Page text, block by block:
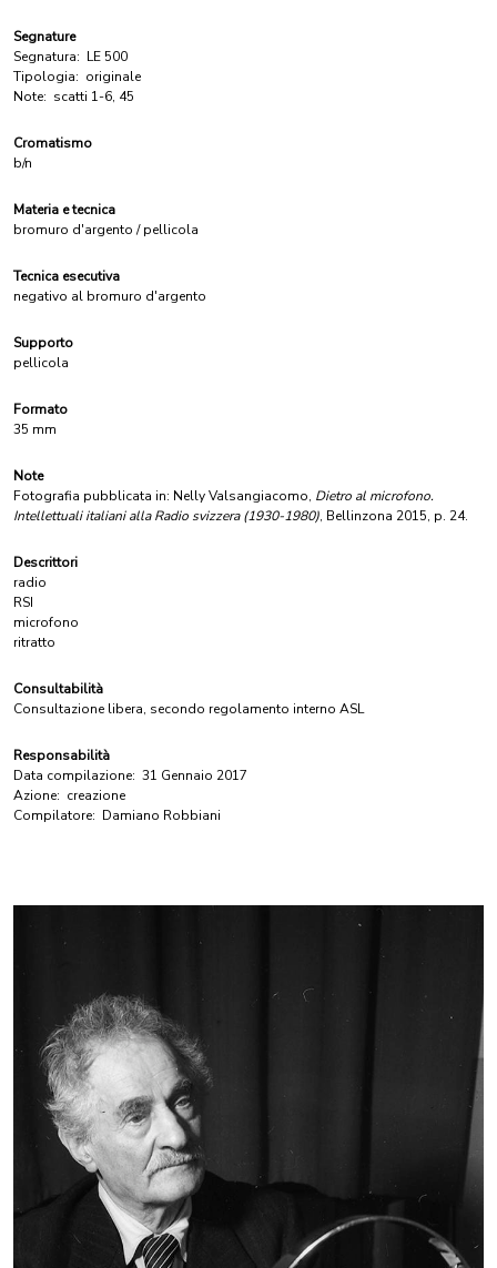
Segnature
Segnatura: LE 500
Tipologia: originale
Note: scatti 1-6, 45
Cromatismo
b/n
Materia e tecnica
bromuro d'argento / pellicola
Tecnica esecutiva
negativo al bromuro d'argento
Supporto
pellicola
Formato
35 mm
Note
Fotografia pubblicata in: Nelly Valsangiacomo, Dietro al microfono.
Intellettuali italiani alla Radio svizzera (1930-1980), Bellinzona 2015, p. 24.
Descrittori
radio
RSI
microfono
ritratto
Consultabilità
Consultazione libera, secondo regolamento interno ASL
Responsabilità
Data compilazione: 31 Gennaio 2017
Azione: creazione
Compilatore: Damiano Robbiani